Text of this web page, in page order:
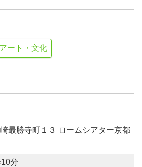
ート・文化
最勝寺町１３ ロームシアター京都
分